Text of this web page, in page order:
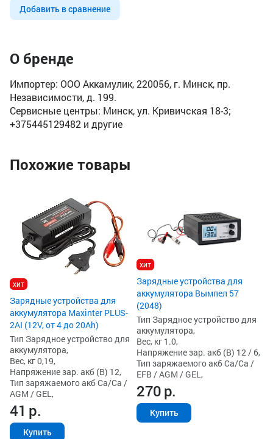
Добавить в сравнение
О бренде
Импортер: ООО Аккамулик, 220056, г. Минск, пр.
Независимости, д. 199.
Сервисные центры: Минск, ул. Кривичская 18-3;
+375445129482 и другие
Похожие товары
хит
Зарядные устройства для
аккумулятора Maxinter PLUS-
2AI (12V, от 4 до 20Ah)
Тип Зарядное устройство для
аккумулятора,
Вес, кг 0,19,
Напряжение зар. акб (В) 12,
Тип заряжаемого акб Ca/Ca /
AGM / GEL,
41 р.
Купить
хит
Зарядные устройства для
аккумулятора Вымпел 57
(2048)
Тип Зарядное устройство для
аккумулятора,
Вес, кг 1.0,
Напряжение зар. акб (В) 12 / 6,
Тип заряжаемого акб Ca/Ca /
EFB / AGM / GEL,
270р.
Купить